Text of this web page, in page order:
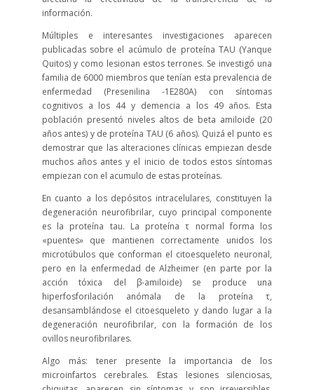
información.
Múltiples e interesantes investigaciones aparecen
publicadas sobre el acúmulo de proteína TAU (Yanque
Quitos) y como lesionan estos terrones. Se investigó una
familia de 6000 miembros que tenían esta prevalencia de
enfermedad (Presenilina -1E280A) con síntomas
cognitivos a los 44 y demencia a los 49 años. Esta
población presentó niveles altos de beta amiloide (20
años antes) y de proteína TAU (6 años). Quizá el punto es
demostrar que las alteraciones clínicas empiezan desde
muchos años antes y el inicio de todos estos síntomas
empiezan con el acumulo de estas proteínas.
En cuanto a los depósitos intracelulares, constituyen la
degeneración neurofibrilar, cuyo principal componente
es la proteína tau. La proteína τ normal forma los
«puentes» que mantienen correctamente unidos los
microtúbulos que conforman el citoesqueleto neuronal,
pero en la enfermedad de Alzheimer (en parte por la
acción tóxica del β-amiloide) se produce una
hiperfosforilación anómala de la proteína τ,
desansamblándose el citoesqueleto y dando lugar a la
degeneración neurofibrilar, con la formación de los
ovillos neurofibrilares.
Algo más: tener presente la importancia de los
microinfartos cerebrales. Estas lesiones silenciosas,